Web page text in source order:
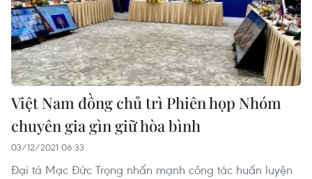
Việt Nam đồng chủ trì Phiên họp Nhóm
chuyên gia gìn giữ hòa bình
03/12/2021 06:33
Đại tá Mạc Đức Trọng nhấn mạnh công tác huấn luyện